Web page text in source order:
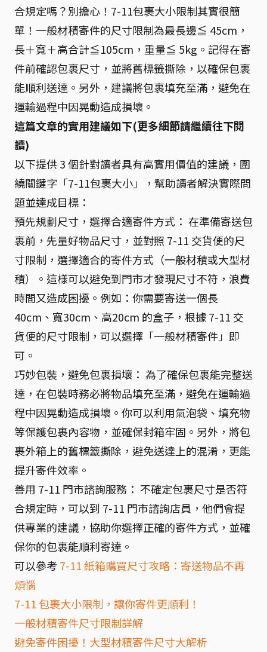
合規定嗎？別擔心！7-11包裹大小限制其實很簡
單！一般材積寄件的尺寸限制為最長邊≦ 45cm，
長＋寬＋高合計≦105cm，重量≦ 5kg。記得在寄
件前確認包裹尺寸，並將舊標籤撕除，以確保包裹
能順利送達。另外，建議將包裹填充至滿，避免在
運輸過程中因晃動造成損壞。
這篇文章的實用建議如下(更多細節請繼續往下閱
讀)
以下提供 3 個針對讀者具有高實用價值的建議，圍
繞關鍵字「7-11包裹大小」，幫助讀者解決實際問
題並達成目標：
預先規劃尺寸，選擇合適寄件方式： 在準備寄送包
裹前，先量好物品尺寸，並對照 7-11 交貨便的尺
寸限制，選擇適合的寄件方式（一般材積或大型材
積）。這樣可以避免到門市才發現尺寸不符，浪費
時間又造成困擾。例如：你需要寄送一個長
40cm、寬30cm、高20cm 的盒子，根據 7-11 交
貨便的尺寸限制，可以選擇「一般材積寄件」即
可。
巧妙包裝，避免包裹損壞： 為了確保包裹能完整送
達，在包裝時務必將物品填充至滿，避免在運輸過
程中因晃動造成損壞。你可以利用氣泡袋、填充物
等保護包裹內容物，並確保封箱牢固。另外，將包
裹外箱上的舊標籤撕除，避免送達上的混淆，更能
提升寄件效率。
善用 7-11 門市諮詢服務： 不確定包裹尺寸是否符
合規定時，可以到 7-11 門市諮詢店員，他們會提
供專業的建議，協助你選擇正確的寄件方式，並確
保你的包裹能順利寄達。
可以參考 7-11 紙箱購買尺寸攻略：寄送物品不再
煩惱
7-11 包裹大小限制，讓你寄件更順利！
一般材積寄件尺寸限制詳解
避免寄件困擾！大型材積寄件尺寸大解析